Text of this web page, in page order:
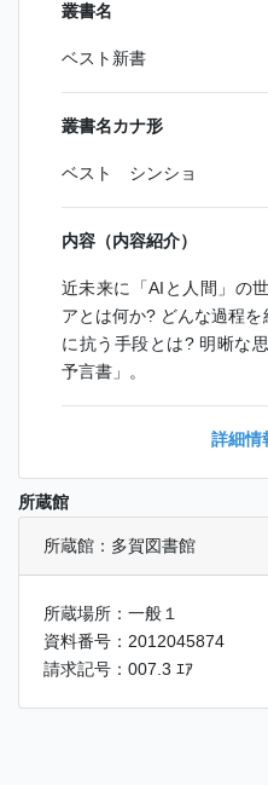
叢書名
ベスト新書
叢書名カナ形
ベスト シンショ
内容（内容紹介）
近未来に「AIと人間」の
アとは何か? どんな過程
に抗う手段とは? 明晰な
予言書」。
詳細情
所蔵館
所蔵館：多賀図書館
所蔵場所：一般１
資料番号：2012045874
請求記号：007.3 ｴｱ